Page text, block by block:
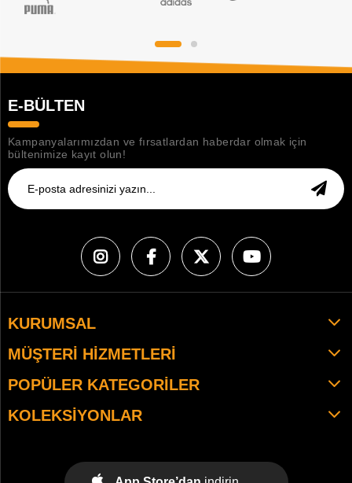
E-BÜLTEN
Kampanyalarımızdan ve fırsatlardan haberdar olmak için
bültenimize kayıt olun!
KURUMSAL
MÜŞTERI HIZMETLERI
POPÜLER KATEGORILER
KOLEKSIYONLAR